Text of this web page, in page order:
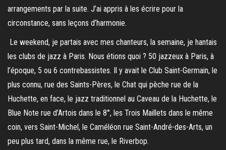
arrangements par la suite. J’ai appris à les écrire pour la
circonstance, sans leçons d’harmonie.
Le weekend, je partais avec mes chanteurs, la semaine, je hantais
les clubs de jazz à Paris. Nous étions quoi ? 50 jazzeux à Paris, à
l’époque, 5 ou 6 contrebassistes. Il y avait le Club Saint-Germain, le
plus connu, rue des Saints-Pères, le Chat qui pèche rue de la
Huchette, en face, le jazz traditionnel au Caveau de la Huchette, le
Blue Note rue d’Artois dans le 8°, les Trois Maillets dans le même
coin, vers Saint-Michel, le Caméléon rue Saint-André-des-Arts, un
peu plus tard, dans la même rue, le Riverbop.